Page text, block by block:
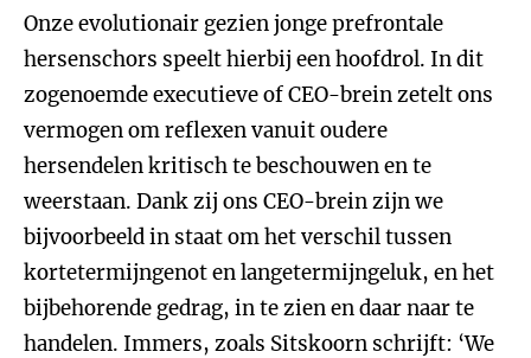
Onze evolutionair gezien jonge prefrontale
hersenschors speelt hierbij een hoofdrol. In dit
zogenoemde executieve of CEO-brein zetelt ons
vermogen om reflexen vanuit oudere
hersendelen kritisch te beschouwen en te
weerstaan. Dank zij ons CEO-brein zijn we
bijvoorbeeld in staat om het verschil tussen
kortetermijngenot en langetermijngeluk, en het
bijbehorende gedrag, in te zien en daar naar te
handelen. Immers, zoals Sitskoorn schrijft: ‘We